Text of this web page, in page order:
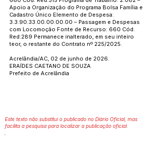
Apoio a Organização do Programa Bolsa Família e
Cadastro Único Elemento de Despesa:
3.3.90.33.00.00.00.00 – Passagem e Despesas
com Locomoção Fonte de Recurso: 660 Cód.
Red:289 Permanece inalterado, em seu inteiro
teor, o restante do Contrato nº 225/2025.
Acrelândia/AC, 02 de junho de 2026.
ERAÍDES CAETANO DE SOUZA
Prefeito de Acrelândia
Este texto não substitui o publicado no Diário Oficial, mas
facilita a pesquisa para localizar a publicação oficial.